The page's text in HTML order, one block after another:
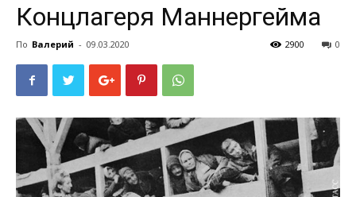
Концлагеря Маннергейма
По Валерий - 09.03.2020 0
2900